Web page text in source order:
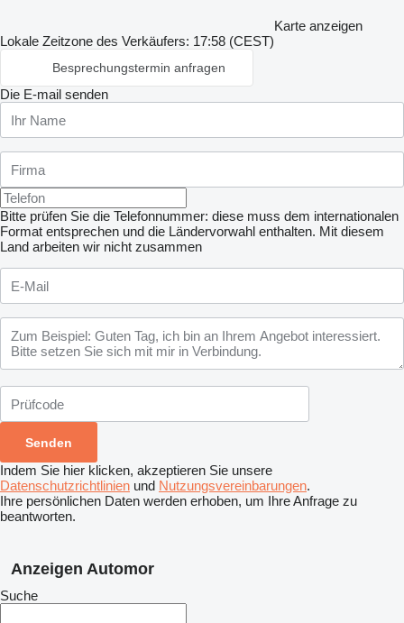
Karte anzeigen
Lokale Zeitzone des Verkäufers: 17:58 (CEST)
Besprechungstermin anfragen
Die E-mail senden
Bitte prüfen Sie die Telefonnummer: diese muss dem internationalen
Format entsprechen und die Ländervorwahl enthalten. Mit diesem
Land arbeiten wir nicht zusammen
Indem Sie hier klicken, akzeptieren Sie unsere
Datenschutzrichtlinien und Nutzungsvereinbarungen.
Ihre persönlichen Daten werden erhoben, um Ihre Anfrage zu
beantworten.
Anzeigen Automor
Suche